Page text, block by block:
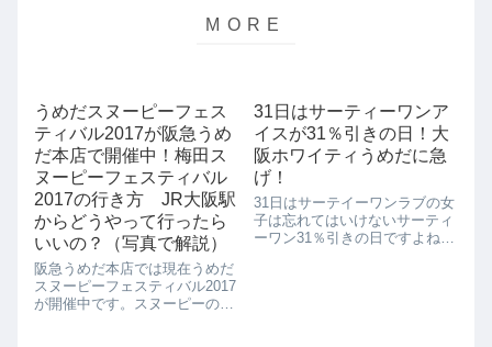
うめだスヌーピーフェス
ティバル2017が阪急うめ
だ本店で開催中！梅田ス
ヌーピーフェスティバル
2017の行き方 JR大阪駅
からどうやって行ったら
いいの？（写真で解説）
阪急うめだ本店では現在うめだ
スヌーピーフェスティバル2017
が開催中です。スヌーピーのグ
31日はサーティーワンア
イスが31％引きの日！大
阪ホワイティうめだに急
げ！
31日はサーテイーワンラブの女
子は忘れてはいけないサーティ
ーワン31％引きの日ですよね！